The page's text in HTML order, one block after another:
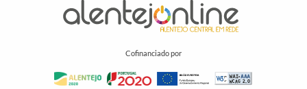
Cofinanciado por